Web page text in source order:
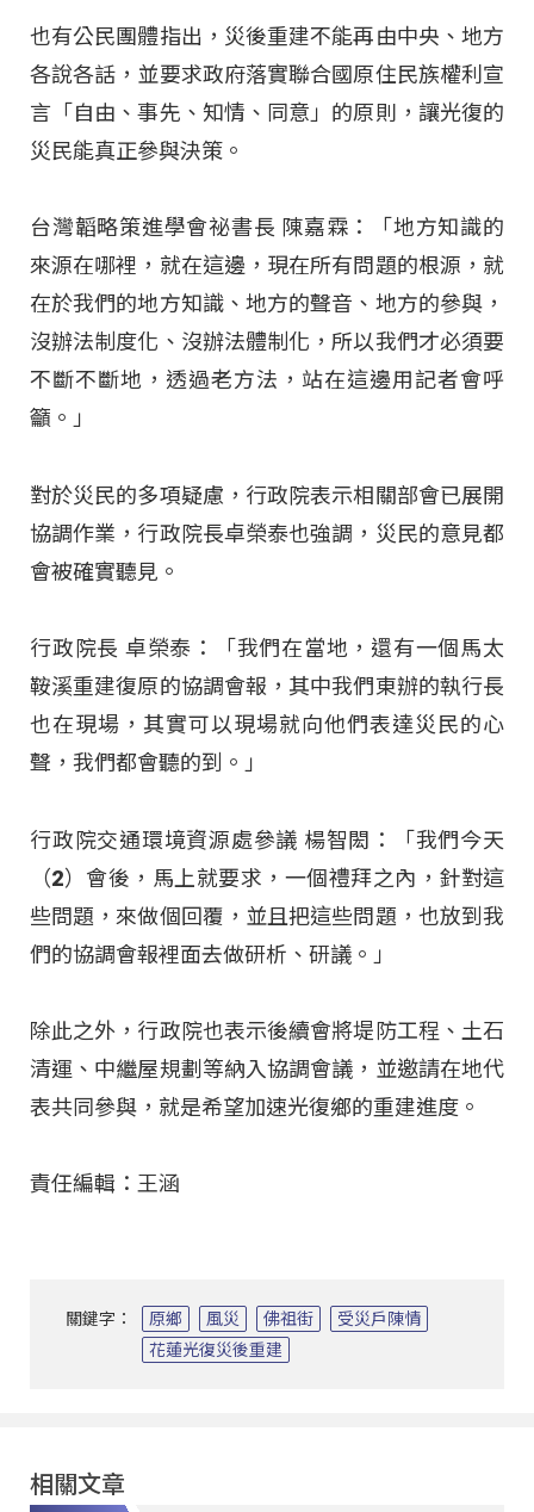
也有公民團體指出，災後重建不能再由中央、地方
各說各話，並要求政府落實聯合國原住民族權利宣
言「自由、事先、知情、同意」的原則，讓光復的
災民能真正參與決策。
台灣韜略策進學會祕書長 陳嘉霖：「地方知識的
來源在哪裡，就在這邊，現在所有問題的根源，就
在於我們的地方知識、地方的聲音、地方的參與，
沒辦法制度化、沒辦法體制化，所以我們才必須要
不斷不斷地，透過老方法，站在這邊用記者會呼
籲。」
對於災民的多項疑慮，行政院表示相關部會已展開
協調作業，行政院長卓榮泰也強調，災民的意見都
會被確實聽見。
行政院長 卓榮泰：「我們在當地，還有一個馬太
鞍溪重建復原的協調會報，其中我們東辦的執行長
也在現場，其實可以現場就向他們表達災民的心
聲，我們都會聽的到。」
行政院交通環境資源處參議 楊智閎：「我們今天
（2）會後，馬上就要求，一個禮拜之內，針對這
些問題，來做個回覆，並且把這些問題，也放到我
們的協調會報裡面去做研析、研議。」
除此之外，行政院也表示後續會將堤防工程、土石
清運、中繼屋規劃等納入協調會議，並邀請在地代
表共同參與，就是希望加速光復鄉的重建進度。
責任編輯：王涵
關鍵字： 原鄉 風災 佛祖街
受災戶陳情
花蓮光復災後重建
相關文章